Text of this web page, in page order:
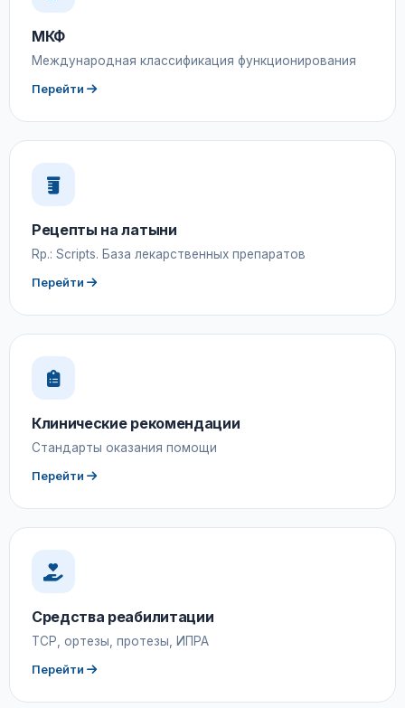
МКФ
Международная классификация функционирования
Перейти
Рецепты на латыни
Rp.: Scripts. База лекарственных препаратов
Перейти
Клинические рекомендации
Стандарты оказания помощи
Перейти
Средства реабилитации
ТСР, ортезы, протезы, ИПРА
Перейти